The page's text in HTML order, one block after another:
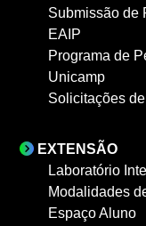
Submissão de
EAIP
Programa de
Unicamp
Solicitações
EXTENSÃO
Laboratório
Modalidades
Espaço Aluno